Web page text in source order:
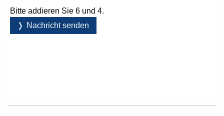
Bitte addieren Sie 6 und 4.
Nachricht senden